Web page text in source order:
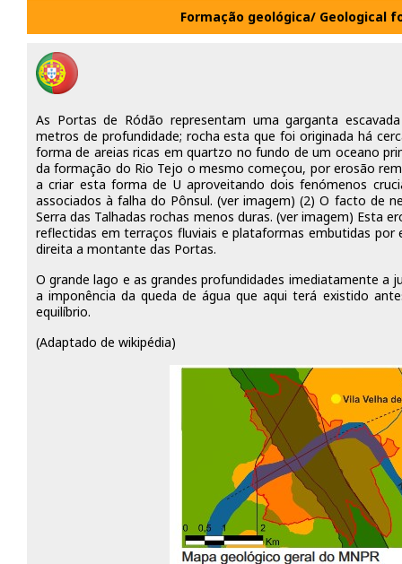
Formação geológica/ Geological
As Portas de Ródão representam uma garganta
metros de profundidade; rocha esta que foi originada há
forma de areias ricas em quartzo no fundo de um oceano
da formação do Rio Tejo o mesmo começou, por erosão
a criar esta forma de U aproveitando dois fenómenos
associados à falha do Pônsul. (ver imagem) (2) O facto de
Serra das Talhadas rochas menos duras. (ver imagem) Esta
reflectidas em terraços fluviais e plataformas embutidas por
direita a montante das Portas.
O grande lago e as grandes profundidades imediatamente a
a imponência da queda de água que aqui terá existido
equilíbrio.
(Adaptado de wikipédia)